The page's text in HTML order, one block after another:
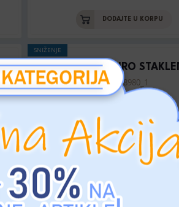
DODAJTE U KORPU
SNIŽENJE
MAGNET EURO
Šifra: 18980_1